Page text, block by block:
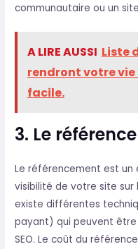
communautaire ou un
A LIRE AUSSI Liste
rendront votre
facile.
3. Le
Le référencement est un
visibilité de votre site sur
existe différentes
payant) qui peuvent
SEO. Le coût du